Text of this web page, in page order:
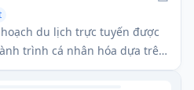
du lịch trực tuyến được
trình cá nhân hóa dựa trên
người dùng.